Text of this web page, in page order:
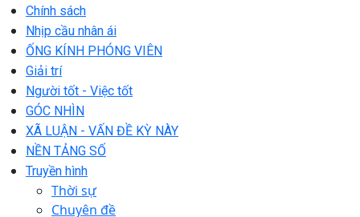
Chính sách
Nhịp cầu nhân ái
ỐNG KÍNH PHÓNG VIÊN
Giải trí
Người tốt - Việc tốt
GÓC NHÌN
XÃ LUẬN - VẤN ĐỀ KỲ NÀY
NỀN TẢNG SỐ
Truyền hình
Thời sự
Chuyên đề